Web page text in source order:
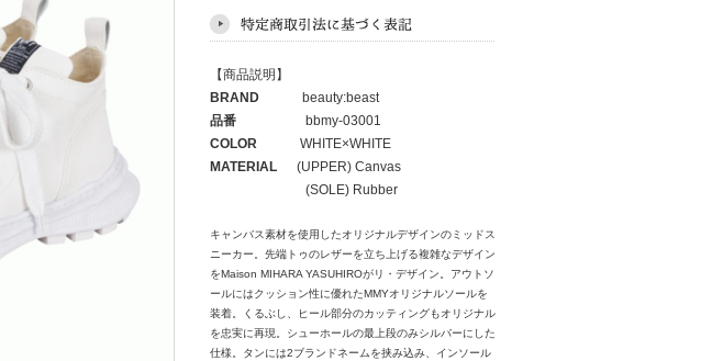
【商品説明】
BRAND beauty:beast
品番 bbmy-03001
COLOR WHITE×WHITE
MATERIAL (UPPER) Canvas
(SOLE) Rubber
キャンバス素材を使用したオリジナルデザインのミッドス
ニーカー。先端トゥのレザーを立ち上げる複雑なデザイン
をMaison MIHARA YASUHIROがリ・デザイン。アウトソ
ールにはクッション性に優れたMMYオリジナルソールを
装着。くるぶし、ヒール部分のカッティングもオリジナル
を忠実に再現。シューホールの最上段のみシルバーにした
仕様。タンには2ブランドネームを挟み込み、インソール